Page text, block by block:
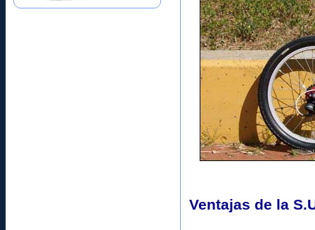
Ventajas de la